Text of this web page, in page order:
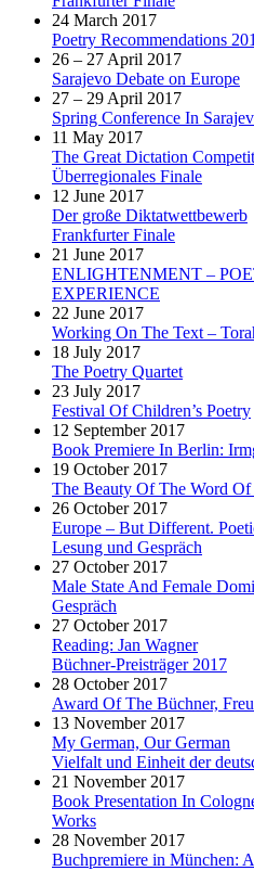
24 March 2017
Poetry Recommendations
26 – 27 April 2017
Sarajevo Debate on Europe
27 – 29 April 2017
Spring Conference In
11 May 2017
The Great Dictation
Überregionales Finale
12 June 2017
Der große Diktatwettbewerb
Frankfurter Finale
21 June 2017
ENLIGHTENMENT –
EXPERIENCE
22 June 2017
Working On The Text –
18 July 2017
The Poetry Quartet
23 July 2017
Festival Of Children’s Poetry
12 September 2017
Book Premiere In Berlin:
19 October 2017
The Beauty Of The Word Of
26 October 2017
Europe – But Different.
Lesung und Gespräch
27 October 2017
Male State And Female
Gespräch
27 October 2017
Reading: Jan Wagner
Büchner-Preisträger 2017
28 October 2017
Award Of The Büchner,
13 November 2017
My German, Our German
Vielfalt und Einheit der
21 November 2017
Book Presentation In
Works
28 November 2017
Buchpremiere in München: